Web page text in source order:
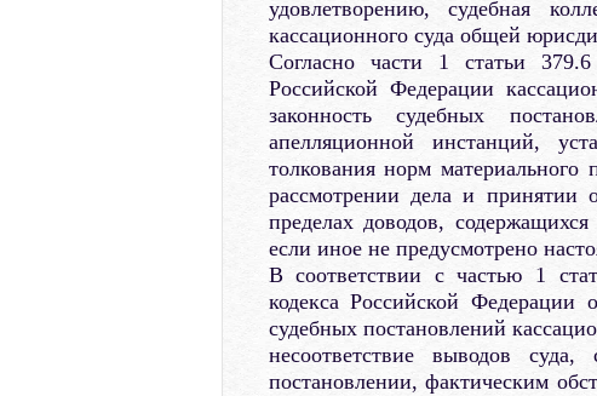
удовлетворению, судебная
кассационного суда общей
Согласно части 1 статьи 379.6
Российской Федерации
законность судебных
апелляционной инстанций,
толкования норм
рассмотрении дела и принятии
пределах доводов,
если иное не предусмотрено
В соответствии с частью 1
кодекса Российской
судебных постановлений
несоответствие выводов
постановлении, фактическим